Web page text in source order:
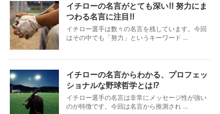
イチローの名言がとても深い!! 努力にま
つわる名言に注目!!
イチロー選手は数々の名言を残しています。今回
はその中でも「努力」というキーワード ...
イチローの名言からわかる、プロフェッ
ショナルな野球哲学とは!?
イチロー選手の名言は非常にメッセージ性が強い
のが特徴です。今回は名言から推測され ...